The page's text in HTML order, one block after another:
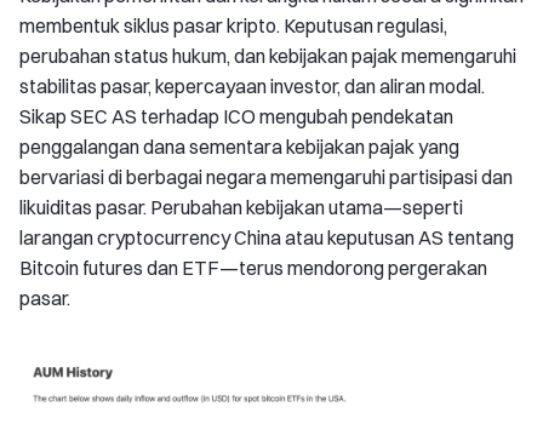
membentuk siklus pasar kripto. Keputusan regulasi,
perubahan status hukum, dan kebijakan pajak memengaruhi
stabilitas pasar, kepercayaan investor, dan aliran modal.
Sikap SEC AS terhadap ICO mengubah pendekatan
penggalangan dana sementara kebijakan pajak yang
bervariasi di berbagai negara memengaruhi partisipasi dan
likuiditas pasar. Perubahan kebijakan utama—seperti
larangan cryptocurrency China atau keputusan AS tentang
Bitcoin futures dan ETF—terus mendorong pergerakan
pasar.